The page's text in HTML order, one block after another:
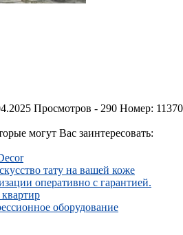
Просмотров - 290 Номер:
могут Вас заинтересовать:
тату на вашей коже
оперативно с гарантией.
оборудование